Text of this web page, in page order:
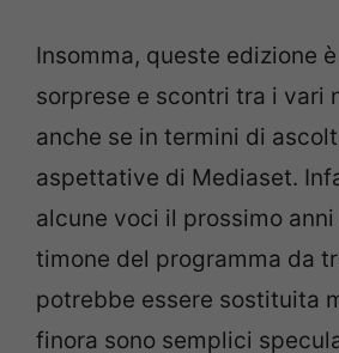
Insomma, queste edizione
sorprese e scontri tra i vari
anche se in termini di
aspettative di Mediaset.
alcune voci il prossimo anni
timone del programma da
potrebbe essere sostituita
finora sono semplici